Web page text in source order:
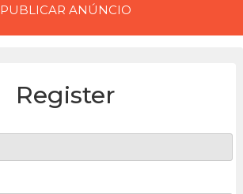
PUBLICAR ANÚNCIO
Register